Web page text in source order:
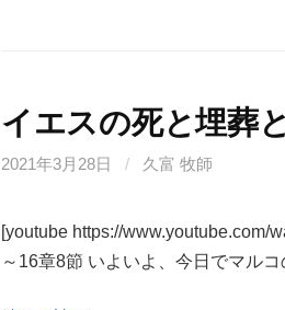
イエスの死と埋葬
2021年3月28日 / 久富 牧師
[youtube https://www.youtube.com/
～16章8節 いよいよ、今日でマル